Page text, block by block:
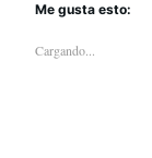
Me gusta esto:
Cargando...